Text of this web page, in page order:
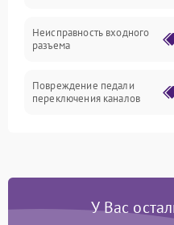
Неисправность входного
разъема
Повреждение педали
переключения каналов
У Вас